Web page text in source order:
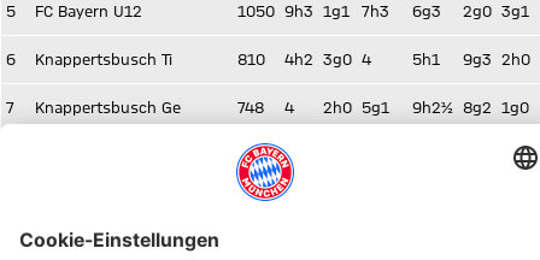
5 FC Bayern U12 1050 9h3 1g1 7h3 6g3 2g0 3g1
6 Knappertsbusch Ti 810 4h2 3g0 4 5h1 9g3 2h0
7 Knappertsbusch Ge 748 4 2h0 5g1 9h2½ 8g2 1g0
904 1h0 9g2
814
BILDER VOM TAG